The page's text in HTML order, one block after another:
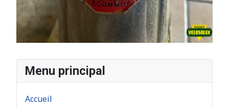
Menu principal
Accueil